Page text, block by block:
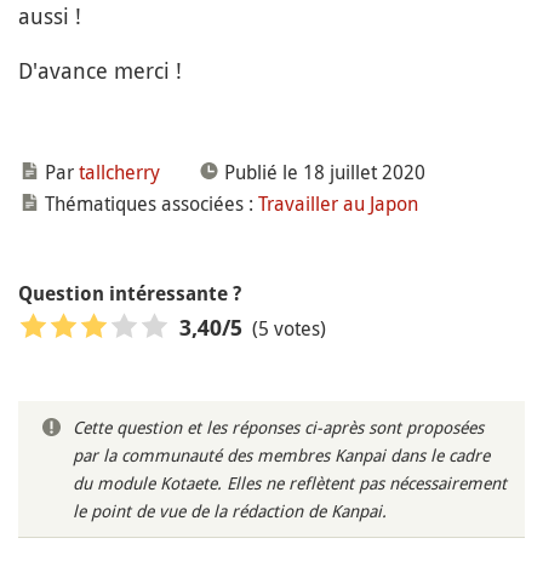
aussi !
D'avance merci !
Partallcherry
Publié le 18 juillet 2020
Thématiques associées : Travailler au Japon
Question intéressante ?
3,40/5 (5 votes)
Cette question et les réponses ci-après sont proposées
par la communauté des membres Kanpai dans le cadre
du module Kotaete. Elles ne reflètent pas nécessairement
le point de vue de la rédaction de Kanpai.